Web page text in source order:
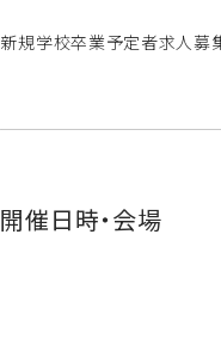
新規学校卒業予定者求人募
開催日時・会場